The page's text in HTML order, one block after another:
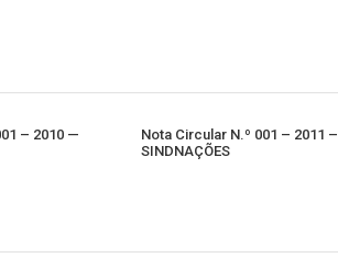
– 2010 —
Nota Circular N.º 001 – 2011 –
SINDNAÇÕES